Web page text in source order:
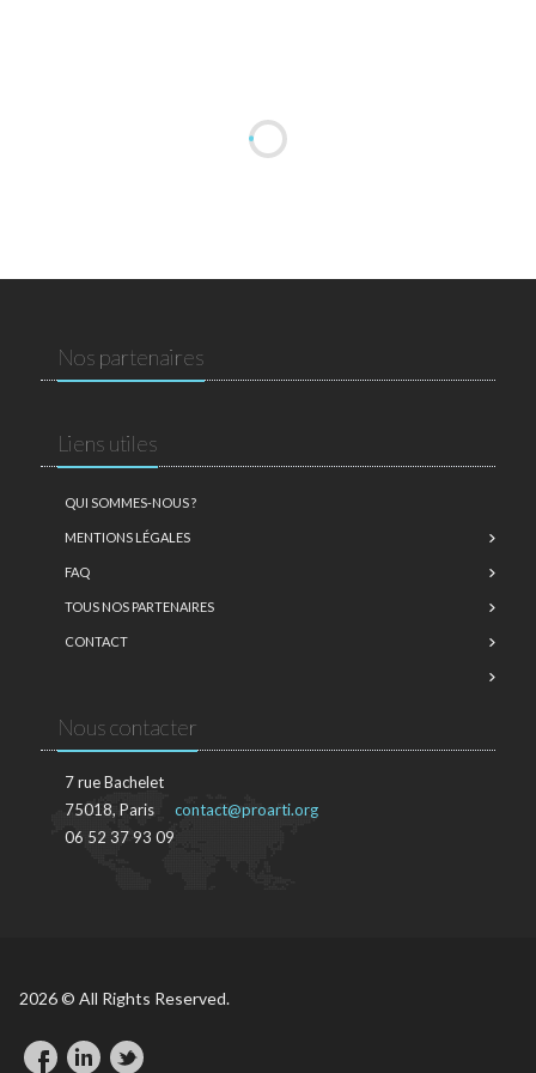
Nos partenaires
Liens utiles
QUI SOMMES-NOUS ?
MENTIONS LÉGALES
FAQ
TOUS NOS PARTENAIRES
CONTACT
Nous contacter
7 rue Bachelet
75018, Paris
06 52 37 93 09
contact@proarti.org
2026 © All Rights Reserved.